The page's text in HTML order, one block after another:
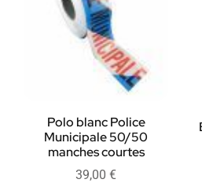
Polo blanc Police
Municipale 50/50
manches courtes
39,00 €